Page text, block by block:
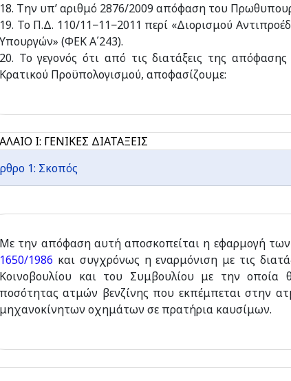
18. Την υπ’ αριθμό 2876/2009 απόφαση του
19. Το Π.Δ. 110/11−11−2011 περί «Διορισμού
Υπουργών» (ΦΕΚ Α΄243).
20. Το γεγονός ότι από τις διατάξεις της
Κρατικού Προϋπολογισμού, αποφασίζουμε:
I: ΓΕΝΙΚΕΣ ΔΙΑΤΑΞΕΙΣ
1: Σκοπός
Με την απόφαση αυτή αποσκοπείται η εφαρμογή
1650/1986 και συγχρόνως η εναρμόνιση με τις
Κοινοβουλίου και του Συμβουλίου με την
ποσότητας ατμών βενζίνης που εκπέμπεται στην
μηχανοκίνητων οχημάτων σε πρατήρια καυσίμων.